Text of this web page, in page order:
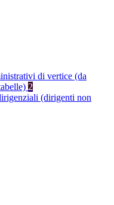
di vertice (da
2
(dirigenti non